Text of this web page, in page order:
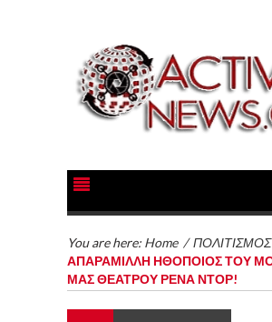
You are here: Home /ΠΟΛΙΤΙΣΜΟΣ
ΑΠΑΡΑΜΙΛΛΗ ΗΘΟΠΟΙΟΣ ΤΟΥ
ΜΑΣ ΘΕΑΤΡΟΥ ΡΕΝΑ ΝΤΟΡ!